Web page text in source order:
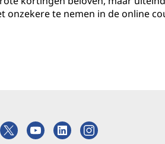
onzekere te nemen in de online